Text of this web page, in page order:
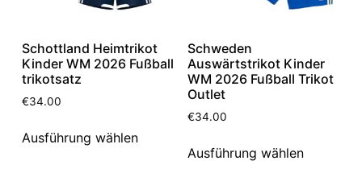
Schottland Heimtrikot
Kinder WM 2026 Fußball
trikotsatz
€34.00
Ausführung wählen
Schweden
Auswärtstrikot Kinder
WM 2026 Fußball Trikot
Outlet
€34.00
Ausführung wählen